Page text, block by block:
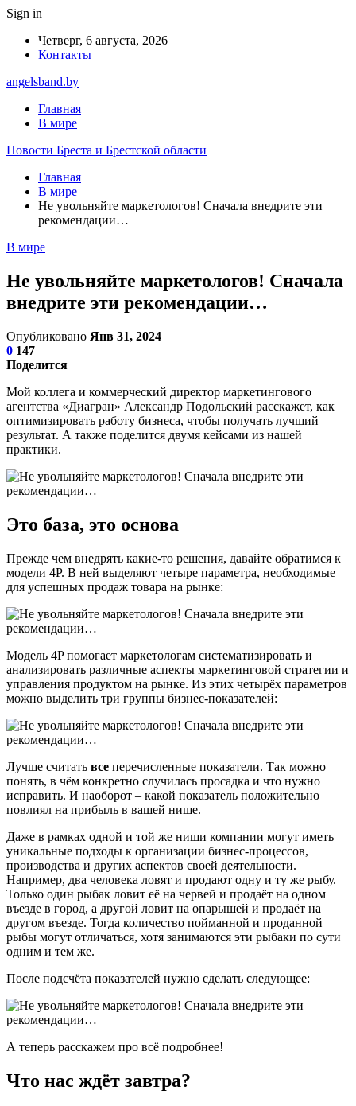
Sign in
Четверг, 6 августа, 2026
Контакты
angelsband.by
Главная
В мире
Новости Бреста и Брестской области
Главная
В мире
Не увольняйте маркетологов! Сначала внедрите эти
рекомендации…
В мире
Не увольняйте маркетологов! Сначала
внедрите эти рекомендации…
Опубликовано Янв 31, 2024
0 147
Поделится
Мой коллега и коммерческий директор маркетингового
агентства «Диагран» Александр Подольский расскажет, как
оптимизировать работу бизнеса, чтобы получать лучший
результат. А также поделится двумя кейсами из нашей
практики.
Это база, это основа
Прежде чем внедрять какие-то решения, давайте обратимся к
модели 4P. В ней выделяют четыре параметра, необходимые
для успешных продаж товара на рынке:
Модель 4P помогает маркетологам систематизировать и
анализировать различные аспекты маркетинговой стратегии и
управления продуктом на рынке. Из этих четырёх параметров
можно выделить три группы бизнес-показателей:
Лучше считать все перечисленные показатели. Так можно
понять, в чём конкретно случилась просадка и что нужно
исправить. И наоборот – какой показатель положительно
повлиял на прибыль в вашей нише.
Даже в рамках одной и той же ниши компании могут иметь
уникальные подходы к организации бизнес-процессов,
производства и других аспектов своей деятельности.
Например, два человека ловят и продают одну и ту же рыбу.
Только один рыбак ловит её на червей и продаёт на одном
въезде в город, а другой ловит на опарышей и продаёт на
другом въезде. Тогда количество пойманной и проданной
рыбы могут отличаться, хотя занимаются эти рыбаки по сути
одним и тем же.
После подсчёта показателей нужно сделать следующее:
А теперь расскажем про всё подробнее!
Что нас ждёт завтра?